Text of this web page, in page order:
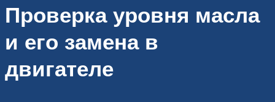
Проверка уровня масла
и его замена в
двигателе